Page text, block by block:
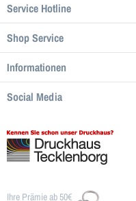
Service Hotline
Shop Service
Informationen
Social Media
Ihre Prämie ab 50€